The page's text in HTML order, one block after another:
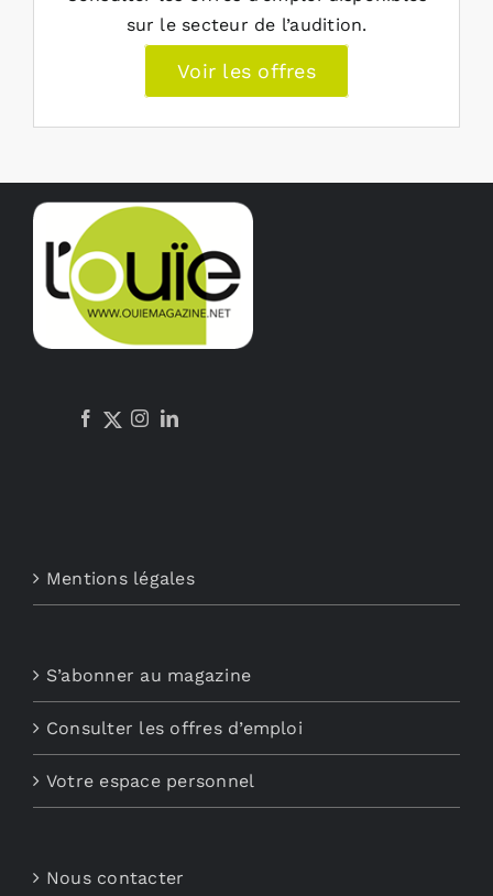
sur le secteur de l’audition.
Voir les offres
Mentions légales
S’abonner au magazine
Consulter les offres d’emploi
Votre espace personnel
Nous contacter